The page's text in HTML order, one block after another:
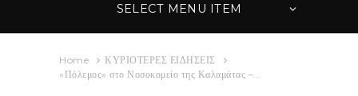
SELECT MENU ITEM
Home
ΚΥΡΙΟΤΕΡΕΣ ΕΙΔΗΣΕΙΣ
«Πόλεμος» στο Νοσοκομείο της Καλαμάτας –...